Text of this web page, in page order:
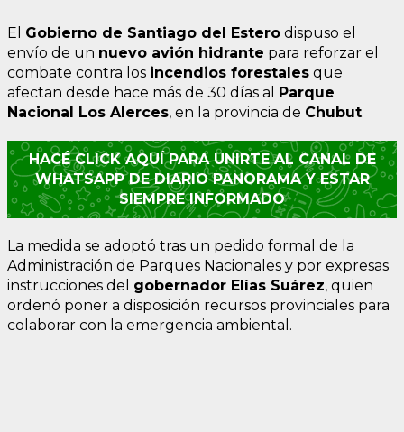
El Gobierno de Santiago del Estero dispuso el
envío de un nuevo avión hidrante para reforzar el
combate contra los incendios forestales que
afectan desde hace más de 30 días al Parque
Nacional Los Alerces, en la provincia de Chubut.
HACÉ CLICK AQUÍ PARA UNIRTE AL CANAL DE
WHATSAPP DE DIARIO PANORAMA Y ESTAR
SIEMPRE INFORMADO
La medida se adoptó tras un pedido formal de la
Administración de Parques Nacionales y por expresas
instrucciones del gobernador Elías Suárez, quien
ordenó poner a disposición recursos provinciales para
colaborar con la emergencia ambiental.